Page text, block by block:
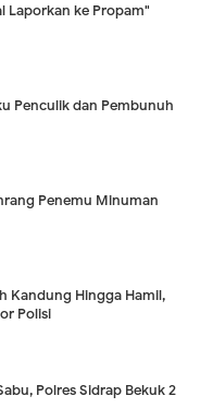
Laporkan ke Propam"
Penculik dan Pembunuh
Penemu Minuman
Kandung Hingga Hamil,
Polisi
Polres Sidrap Bekuk 2